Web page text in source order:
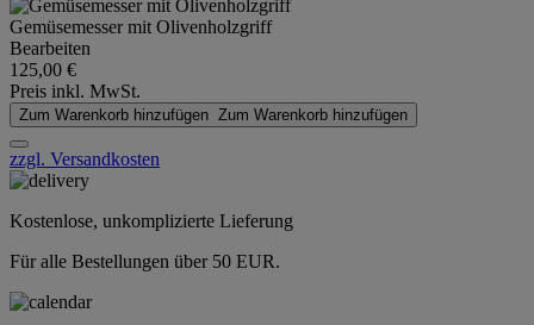
Gemüsemesser mit Olivenholzgriff
Bearbeiten
125,00 €
Preis inkl. MwSt.
Zum Warenkorb hinzufügen Zum Warenkorb hinzufügen
zzgl. Versandkosten
Kostenlose, unkomplizierte Lieferung
Für alle Bestellungen über 50 EUR.